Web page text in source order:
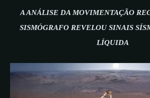
A ANÁLISE DA MOVIMENTAÇÃO
SISMÓGRAFO REVELOU SINAIS
LÍQUIDA